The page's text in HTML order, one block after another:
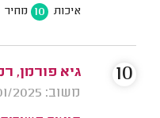
איכות 10 מחיר
גיא פורמן,
משוב: 16/01/2025
10